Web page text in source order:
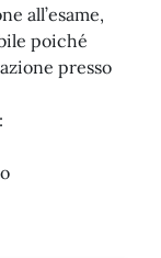
all’esame,
poiché
presso